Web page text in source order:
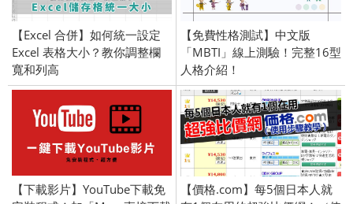
【Excel 合併】如何統一設定
Excel 表格大小？教你調整欄
寬和列高
【免費性格測試】中文版
「MBTI」線上測驗！完整16型
人格介紹！
【下載影片】YouTube下載免
【價格.com】每5個日本人就